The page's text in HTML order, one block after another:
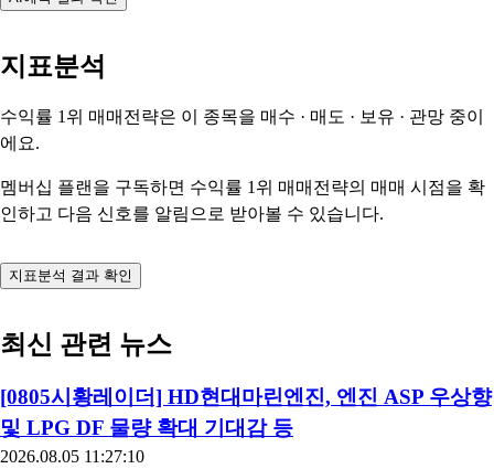
지표분석
수익률 1위 매매전략은 이 종목을 매수 · 매도 · 보유 · 관망 중이
에요.
멤버십 플랜을 구독하면 수익률 1위 매매전략의 매매 시점을 확
인하고 다음 신호를 알림으로 받아볼 수 있습니다.
지표분석 결과 확인
최신 관련 뉴스
[0805시황레이더] HD현대마린엔진, 엔진 ASP 우상향
및 LPG DF 물량 확대 기대감 등
2026.08.05 11:27:10